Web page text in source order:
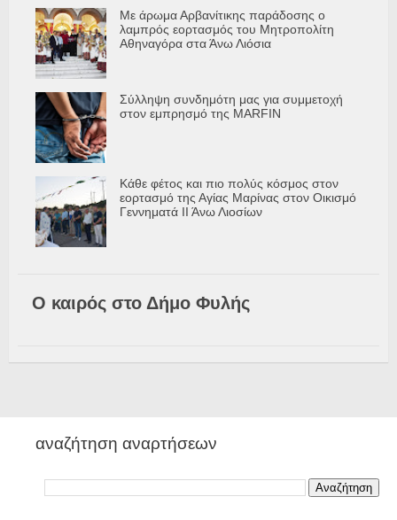
Με άρωμα Αρβανίτικης παράδοσης ο
λαμπρός εορτασμός του Μητροπολίτη
Αθηναγόρα στα Άνω Λιόσια
Σύλληψη συνδημότη μας για συμμετοχή
στον εμπρησμό της MARFIN
Κάθε φέτος και πιο πολύς κόσμος στον
εορτασμό της Αγίας Μαρίνας στον Οικισμό
Γεννηματά ΙΙ Άνω Λιοσίων
Ο καιρός στο Δήμο Φυλής
αναζήτηση αναρτήσεων